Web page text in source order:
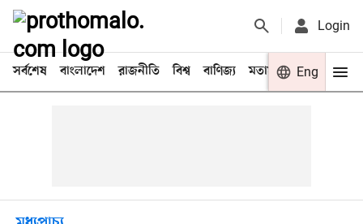
Login
সর্বশেষ বাংলাদেশ রাজনীতি বিশ্ব বাণিজ্য মতামত খেলা
Eng